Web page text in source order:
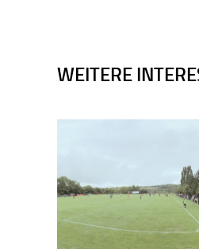
WEITERE